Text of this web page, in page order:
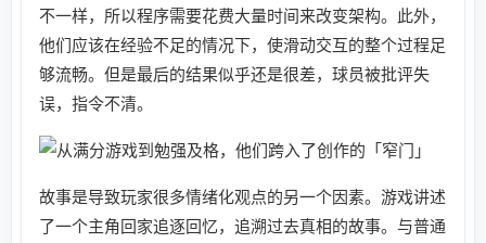
不一样，所以程序需要花费大量时间来改变架构。此外，
他们应该在经验不足的情况下，使滑动交互的整个过程足
够流畅。但是最后的结果似乎还是很差，球员被批评失
误，指令不清。
故事是导致玩家很多情绪化观点的另一个因素。游戏讲述
了一个主角回家追逐回忆，追溯过去真相的故事。与普通